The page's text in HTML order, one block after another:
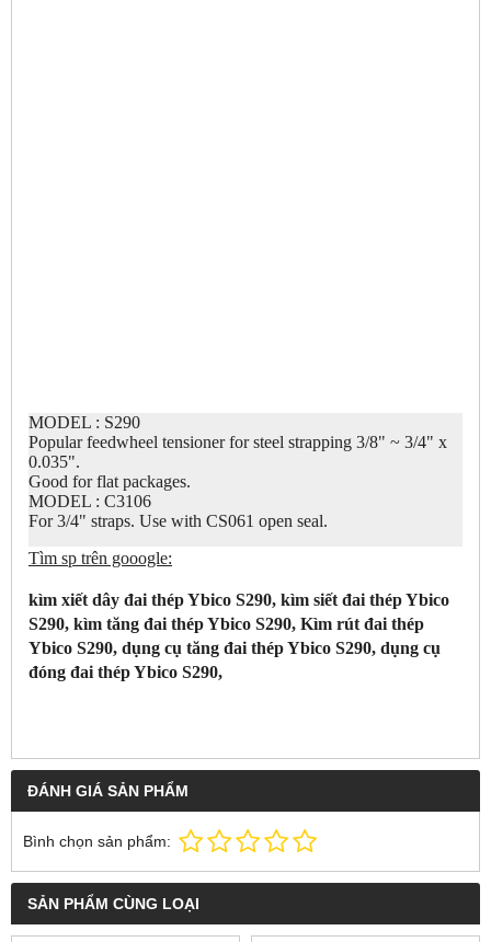
MODEL : S290
Popular feedwheel tensioner for steel strapping 3/8" ~ 3/4" x
0.035".
Good for flat packages.
MODEL : C3106
For 3/4" straps. Use with CS061 open seal.
Tìm sp trên gooogle:
kìm xiết dây đai thép Ybico S290, kìm siết đai thép Ybico
S290, kìm tăng đai thép Ybico S290, Kìm rút đai thép
Ybico S290, dụng cụ tăng đai thép Ybico S290, dụng cụ
đóng đai thép Ybico S290,
ĐÁNH GIÁ SẢN PHẨM
Bình chọn sản phẩm:
SẢN PHẨM CÙNG LOẠI